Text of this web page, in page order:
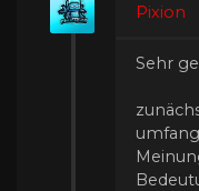
Pixion
Sehr